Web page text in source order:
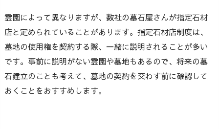
霊園によって異なりますが、数社の墓石屋さんが指定石材
店と定められていることがあります。指定石材店制度は、
墓地の使用権を契約する際、一緒に説明されることが多い
です。事前に説明がない霊園や墓地もあるので、将来の墓
石建立のことも考えて、墓地の契約を交わす前に確認して
おくことをおすすめします。